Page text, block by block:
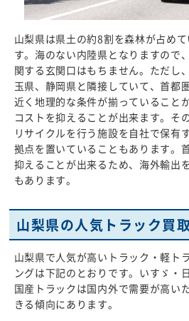
山梨県は県土の約8割を森林が占め
す。海のない内陸県となりますので
関する玄関口はもちません。ただし
玉県、静岡県と隣接していて、首都
近く地理的な条件が揃っていること
コストを抑えることが出来ます。そ
リサイクルを行う施設を自社で保有
拠点を置いていることもあります。
抑えることが出来るため、海外輸出
もあります。
山梨県の人気トラック買
山梨県で人気が高いトラック・軽ト
ングは下記のとおりです。いすゞ・
国産トラックは国内外で需要が高い
きる傾向にあります。